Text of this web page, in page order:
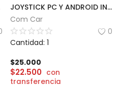
JOYSTICK PC Y ANDROID INALÁMBRICO | MODS-J02
Com Car
0
Cantidad: 1
$25.000
$22.500 con
transferencia